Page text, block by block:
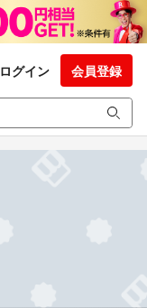
ログイン 会員登録